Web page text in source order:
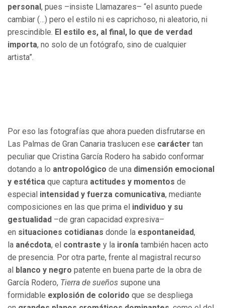
personal, pues –insiste Llamazares– “el asunto puede
cambiar (…) pero el estilo ni es caprichoso, ni aleatorio, ni
prescindible. El estilo es, al final, lo que de verdad
importa, no solo de un fotógrafo, sino de cualquier
artista”.
Por eso las fotografías que ahora pueden disfrutarse en
Las Palmas de Gran Canaria traslucen ese carácter tan
peculiar que Cristina García Rodero ha sabido conformar
dotando a lo antropológico de una dimensión emocional
y estética que captura actitudes y momentos de
especial intensidad y fuerza comunicativa, mediante
composiciones en las que prima el individuo y su
gestualidad –de gran capacidad expresiva–
en situaciones cotidianas donde la espontaneidad,
la anécdota, el contraste y la ironía también hacen acto
de presencia. Por otra parte, frente al magistral recurso
al blanco y negro patente en buena parte de la obra de
García Rodero, Tierra de sueños supone una
formidable explosión de colorido que se despliega